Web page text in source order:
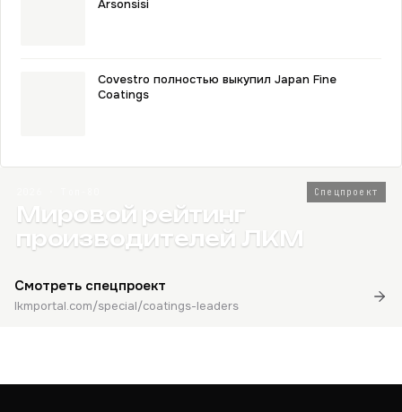
Arsonsisi
Covestro полностью выкупил Japan Fine
Coatings
Спецпроект
Мировой рейтинг
производителей ЛКМ
Смотреть спецпроект
lkmportal.com/special/coatings-leaders